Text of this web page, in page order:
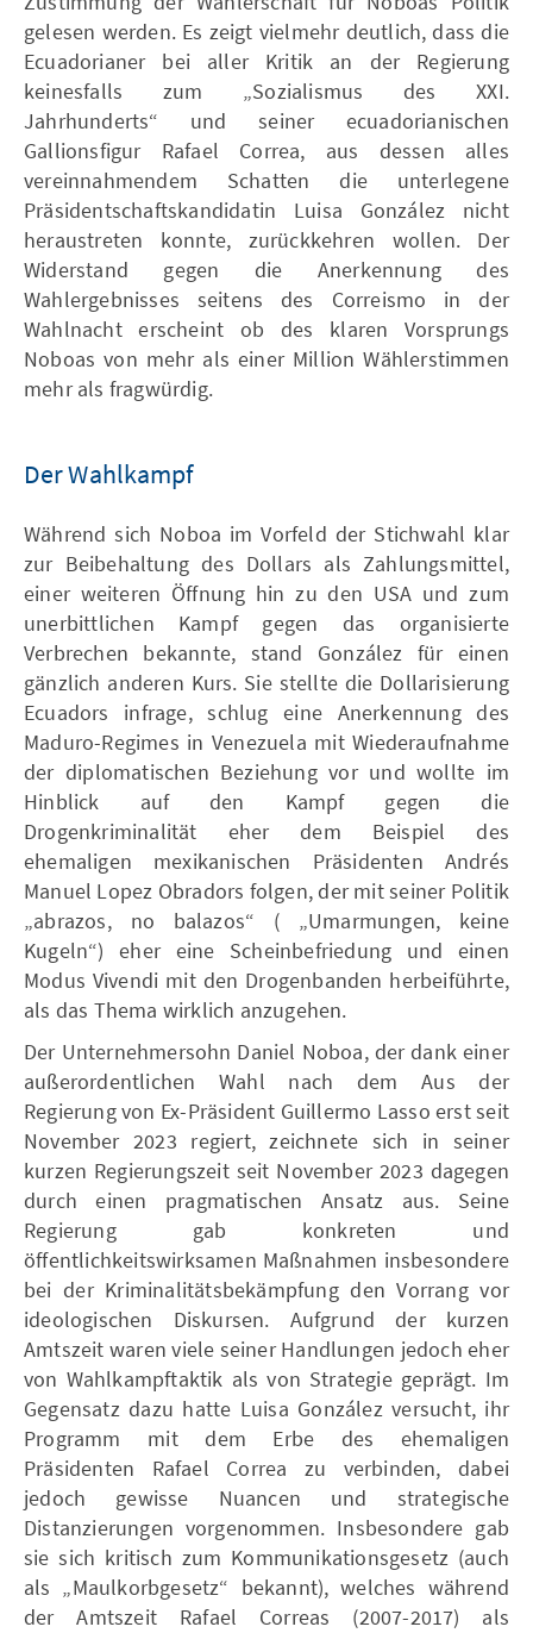
gelesen werden. Es zeigt vielmehr deutlich, dass die
Ecuadorianer bei aller Kritik an der Regierung
keinesfalls zum „Sozialismus des XXI.
Jahrhunderts“ und seiner ecuadorianischen
Gallionsfigur Rafael Correa, aus dessen alles
vereinnahmendem Schatten die unterlegene
Präsidentschaftskandidatin Luisa González nicht
heraustreten konnte, zurückkehren wollen. Der
Widerstand gegen die Anerkennung des
Wahlergebnisses seitens des Correismo in der
Wahlnacht erscheint ob des klaren Vorsprungs
Noboas von mehr als einer Million Wählerstimmen
mehr als fragwürdig.
Der Wahlkampf
Während sich Noboa im Vorfeld der Stichwahl klar
zur Beibehaltung des Dollars als Zahlungsmittel,
einer weiteren Öffnung hin zu den USA und zum
unerbittlichen Kampf gegen das organisierte
Verbrechen bekannte, stand González für einen
gänzlich anderen Kurs. Sie stellte die Dollarisierung
Ecuadors infrage, schlug eine Anerkennung des
Maduro-Regimes in Venezuela mit Wiederaufnahme
der diplomatischen Beziehung vor und wollte im
Hinblick auf den Kampf gegen die
Drogenkriminalität eher dem Beispiel des
ehemaligen mexikanischen Präsidenten Andrés
Manuel Lopez Obradors folgen, der mit seiner Politik
„abrazos, no balazos“ ( „Umarmungen, keine
Kugeln“) eher eine Scheinbefriedung und einen
Modus Vivendi mit den Drogenbanden herbeiführte,
als das Thema wirklich anzugehen.
Der Unternehmersohn Daniel Noboa, der dank einer
außerordentlichen Wahl nach dem Aus der
Regierung von Ex-Präsident Guillermo Lasso erst seit
November 2023 regiert, zeichnete sich in seiner
kurzen Regierungszeit seit November 2023 dagegen
durch einen pragmatischen Ansatz aus. Seine
Regierung gab konkreten und
öffentlichkeitswirksamen Maßnahmen insbesondere
bei der Kriminalitätsbekämpfung den Vorrang vor
ideologischen Diskursen. Aufgrund der kurzen
Amtszeit waren viele seiner Handlungen jedoch eher
von Wahlkampftaktik als von Strategie geprägt. Im
Gegensatz dazu hatte Luisa González versucht, ihr
Programm mit dem Erbe des ehemaligen
Präsidenten Rafael Correa zu verbinden, dabei
jedoch gewisse Nuancen und strategische
Distanzierungen vorgenommen. Insbesondere gab
sie sich kritisch zum Kommunikationsgesetz (auch
als „Maulkorbgesetz“ bekannt), welches während
der Amtszeit Rafael Correas (2007-2017) als